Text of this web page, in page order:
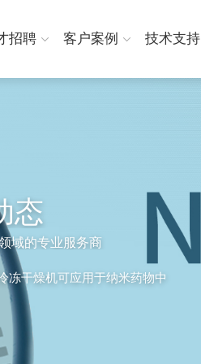
招聘 客户案例 技术支持
态
域的专业服务商
冻干燥机可应用于纳米药物中